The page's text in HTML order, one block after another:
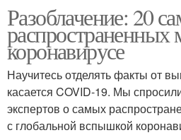
Разоблачение: 20
распространенных
коронавирусе
Научитесь отделять факты от
касается COVID-19. Мы
экспертов о самых
с глобальной вспышкой